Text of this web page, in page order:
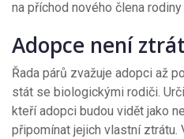
na příchod nového člena
Adopce není
Řada párů zvažuje adopci až
stát se biologickými rodiči.
kteří adopci budou vidět jako
připomínat jejich vlastní ztrátu.